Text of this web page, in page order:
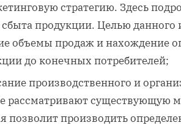
стратегию. Здесь
продукции. Целью данного
объемы продаж и нахождение
до конечных потребителей;
производственного и
рассматривают существующую
позволит производить